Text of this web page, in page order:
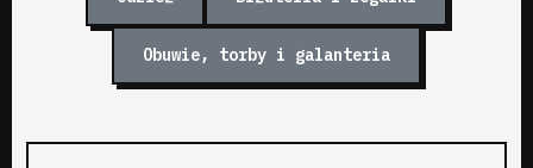
Obuwie, torby i galanteria